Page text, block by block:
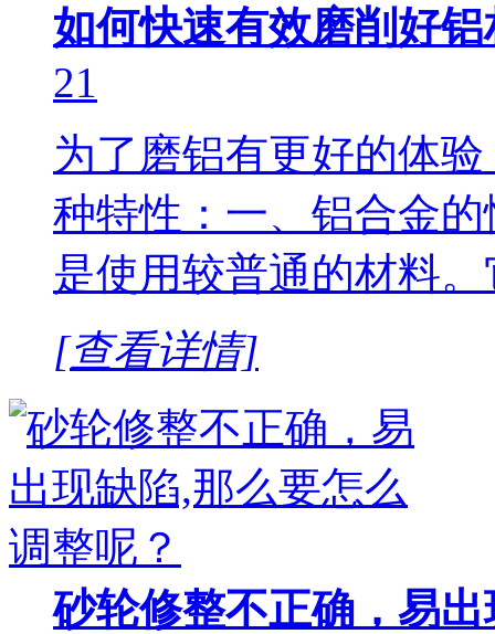
如何快速有效磨削好
21
为了磨铝有更好的体
种特性：一、铝合金
是使用较普通的材料
[查看详情]
砂轮修整不正确，易